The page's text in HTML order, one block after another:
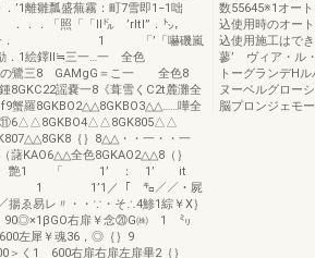
雛瓢盛蕪霧：町7雪即1−1咄
「照「「II㌦ ’rltl”．㌧，
・一一． 1 「’「嚇磯嵐
．1絵鐸ll≒三一…一 全色
の鷺三8 GAMgG＝こ一 全色8
8GKC22謡嚢一8《葺雪くC2t麓灘全
蟹羅8GKBO2△△8GKBO3△△……嘩全
｛｝8△△・・一・・一
KAO6△△全色8GKAO2△△8（｝
一… 艶1 「 1’ ： 1’ it
1 1’1／「 ㌔／／・屍
揚ゑ易レ〃・・∵・そ∴4鯵1綜￥X｝
90◎×1βGO右扉￥念⑳G㈱ 1 ㍉
左犀￥魂36，◎｛｝9
く1 600右扉右扉左扉畢2｛｝
数55645※1オー
込使用時のオー
込使用施工はで
蓼’ ヴィア・ル
トーグランデH
ヌーベルグロー
脳プロンジェモ